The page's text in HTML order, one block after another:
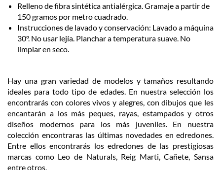
Relleno de fibra sintética antialérgica. Gramaje a partir de
150 gramos por metro cuadrado.
Instrucciones de lavado y conservación: Lavado a máquina
30º. No usar lejía. Planchar a temperatura suave. No
limpiar en seco.
Hay una gran variedad de modelos y tamaños resultando
ideales para todo tipo de edades. En nuestra selección los
encontrarás con colores vivos y alegres, con dibujos que les
encantarán a los más peques, rayas, estampados y otros
diseños modernos para los más juveniles. En nuestra
colección encontraras las últimas novedades en edredones.
Entre ellos encontrarás los edredones de las prestigiosas
marcas como Leo de Naturals, Reig Marti,Cañete, Sansa
entre otros.